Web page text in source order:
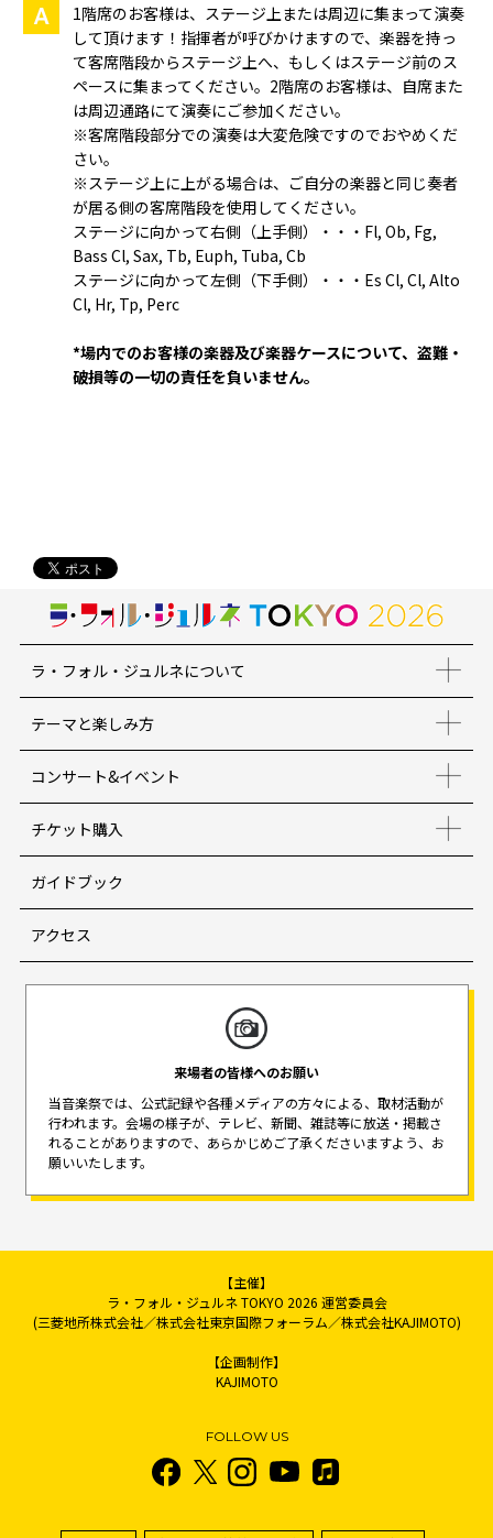
1階席のお客様は、ステージ上または周辺に集まって演奏
して頂けます！指揮者が呼びかけますので、楽器を持っ
て客席階段からステージ上へ、もしくはステージ前のス
ペースに集まってください。2階席のお客様は、自席また
は周辺通路にて演奏にご参加ください。
※客席階段部分での演奏は大変危険ですのでおやめくだ
さい。
※ステージ上に上がる場合は、ご自分の楽器と同じ奏者
が居る側の客席階段を使用してください。
ステージに向かって右側（上手側）・・・Fl, Ob, Fg,
Bass Cl, Sax, Tb, Euph, Tuba, Cb
ステージに向かって左側（下手側）・・・Es Cl, Cl, Alto
Cl, Hr, Tp, Perc
*場内でのお客様の楽器及び楽器ケースについて、盗難・
破損等の一切の責任を負いません。
ラ・フォル・ジュルネについて
テーマと楽しみ方
コンサート&イベント
チケット購入
ガイドブック
アクセス
来場者の皆様へのお願い
当音楽祭では、公式記録や各種メディアの方々による、取材活動が
行われます。 会場の様子が、テレビ、新聞、雑誌等に放送・掲載さ
れることがありますので、 あらかじめご了承くださいますよう、お
願いいたします。
【主催】
ラ・フォル・ジュルネ TOKYO 2026 運営委員会
(三菱地所株式会社／株式会社東京国際フォーラム／株式会社KAJIMOTO)
【企画制作】
KAJIMOTO
FOLLOW US